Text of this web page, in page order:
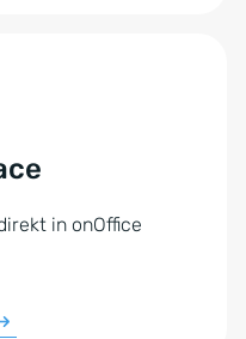
in onOffice